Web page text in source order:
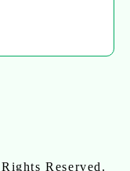
Reserved.